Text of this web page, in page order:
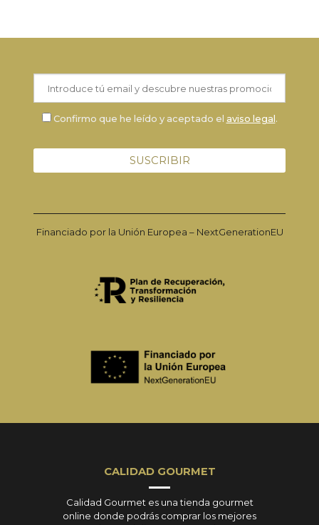
Confirmo que he leído y aceptado el aviso legal.
Financiado por la Unión Europea – NextGenerationEU
CALIDAD GOURMET
Calidad Gourmet es una tienda gourmet
online donde podrás comprar los mejores